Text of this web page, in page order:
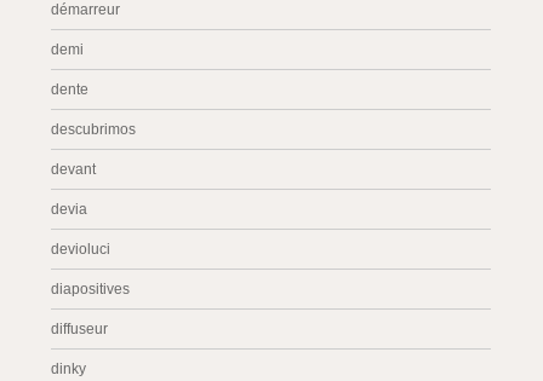
démarreur
demi
dente
descubrimos
devant
devia
devioluci
diapositives
diffuseur
dinky